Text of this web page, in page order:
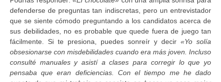
defenderse de preguntas tan indiscretas, pero un entrevistador
que se siente cómodo preguntando a los candidatos acerca de
sus debilidades, no es probable que quede fuera de juego tan
fácilmente. Si te presiona, puedes sonreír y decir «Yo solía
obsesionarse con misdebilidades cuando era más joven. Incluso
consulté manuales y asistí a clases para corregir lo que yo
pensaba que eran deficiencias.
Con el tiempo me he dado